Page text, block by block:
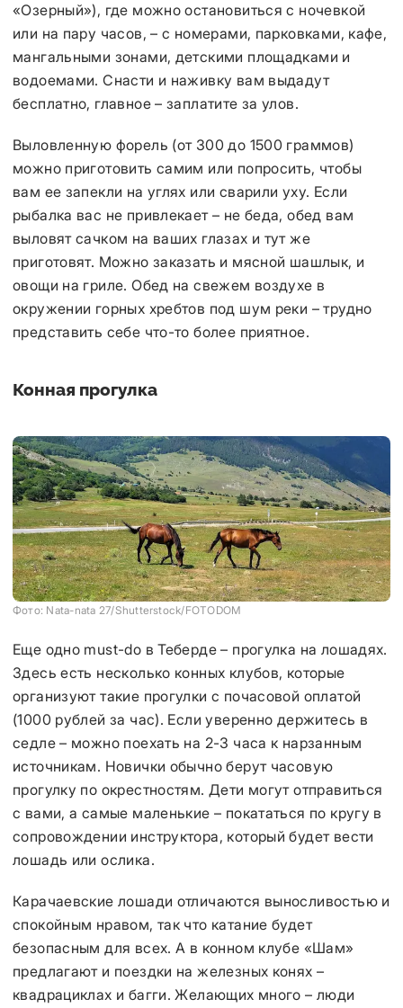
«Озерный»), где можно остановиться с ночевкой
или на пару часов, – с номерами, парковками, кафе,
мангальными зонами, детскими площадками и
водоемами. Снасти и наживку вам выдадут
бесплатно, главное – заплатите за улов.
Выловленную форель (от 300 до 1500 граммов)
можно приготовить самим или попросить, чтобы
вам ее запекли на углях или сварили уху. Если
рыбалка вас не привлекает – не беда, обед вам
выловят сачком на ваших глазах и тут же
приготовят. Можно заказать и мясной шашлык, и
овощи на гриле. Обед на свежем воздухе в
окружении горных хребтов под шум реки – трудно
представить себе что-то более приятное.
Конная прогулка
Фото: Nata-nata 27/Shutterstock/FOTODOM
Еще одно must-do в Теберде – прогулка на лошадях.
Здесь есть несколько конных клубов, которые
организуют такие прогулки с почасовой оплатой
(1000 рублей за час). Если уверенно держитесь в
седле – можно поехать на 2-3 часа к нарзанным
источникам. Новички обычно берут часовую
прогулку по окрестностям. Дети могут отправиться
с вами, а самые маленькие – покататься по кругу в
сопровождении инструктора, который будет вести
лошадь или ослика.
Карачаевские лошади отличаются выносливостью и
спокойным нравом, так что катание будет
безопасным для всех. А в конном клубе «Шам»
предлагают и поездки на железных конях –
квадрациклах и багги. Желающих много – люди